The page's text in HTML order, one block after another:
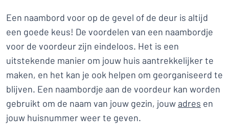
Een naambord voor op de gevel of de deur is altijd
een goede keus! De voordelen van een naambordje
voor de voordeur zijn eindeloos. Het is een
uitstekende manier om jouw huis aantrekkelijker te
maken, en het kan je ook helpen om georganiseerd te
blijven. Een naambordje aan de voordeur kan worden
gebruikt om de naam van jouw gezin, jouwadres en
jouw huisnummer weer te geven.